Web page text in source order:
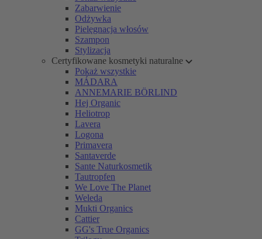
Zabarwienie
Odżywka
Pielęgnacja włosów
Szampon
Stylizacja
Certyfikowane kosmetyki naturalne
Pokaż wszystkie
MÁDARA
ANNEMARIE BÖRLIND
Hej Organic
Heliotrop
Lavera
Logona
Primavera
Santaverde
Sante Naturkosmetik
Tautropfen
We Love The Planet
Weleda
Mukti Organics
Cattier
GG's True Organics